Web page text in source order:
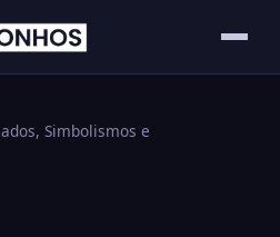
Simbolismos e